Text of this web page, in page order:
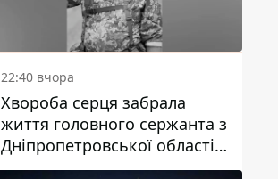
22:40 вчора
Хвороба серця забрала
життя головного сержанта з
Дніпропетровської області
Юрія Свистуна